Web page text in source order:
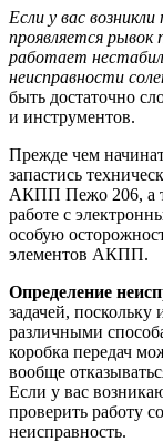
Если у вас
проявляется рывок
работает
неисправности
быть достаточно
и инструментов.
Прежде чем
запастись
АКПП Пежо 206, а
работе с
особую
элементов АКПП.
Определение
задачей,
различными
коробка передач
вообще
Если у вас
проверить работу
неисправность.